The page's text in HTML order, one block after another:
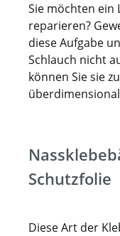
Sie möchten ein
reparieren?
diese Aufgabe
Schlauch nicht
können Sie sie
Schutzfolie
Diese Art der